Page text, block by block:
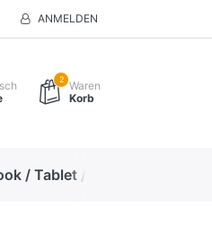
ANMELDEN
2 Waren
Korb
/ Tablet / Zubehör